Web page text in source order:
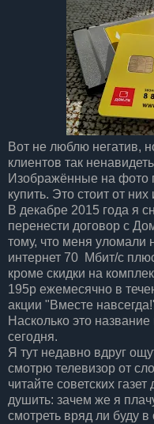
Вот не люблю негатив,
клиентов так
Изображённые на фото
купить. Это стоит от них
В декабре 2015 года я
перенести договор с
тому, что меня уломали
интернет 70 Мбит/с
кроме скидки на
195р ежемесячно в
акции "Вместе
Насколько это
сегодня.
Я тут недавно вдруг
смотрю телевизор от
читайте советских
душить: зачем же я
смотреть вряд ли буду